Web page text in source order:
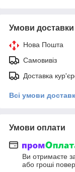
Умови доставки
Нова Пошта
Самовивіз
Доставка
Всі умови
Умови оплати
Ви отримаєте
або гроші